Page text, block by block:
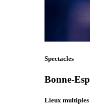
Spectacles
Bonne-
Lieux multiples